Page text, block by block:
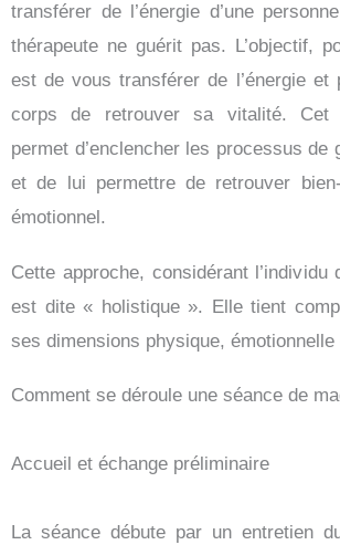
transférer de l’énergie d’une
thérapeute ne guérit pas. L’objectif,
est de vous transférer de l’énergie et
corps de retrouver sa vitalité. Cet
permet d’enclencher les processus de
et de lui permettre de retrouver
émotionnel.
Cette approche, considérant l’individu
est dite « holistique ». Elle tient
ses dimensions physique, émotionnelle
Comment se déroule une séance de
Accueil et échange préliminaire
La séance débute par un entretien